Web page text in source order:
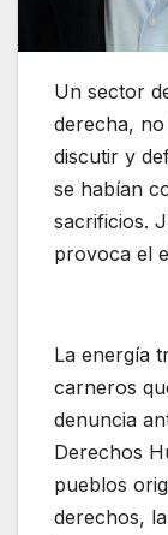
Un sector
derecha,
discutir y
se habían
sacrificios.
provoca el
La energía
carneros
denuncia
Derechos
pueblos
derechos,